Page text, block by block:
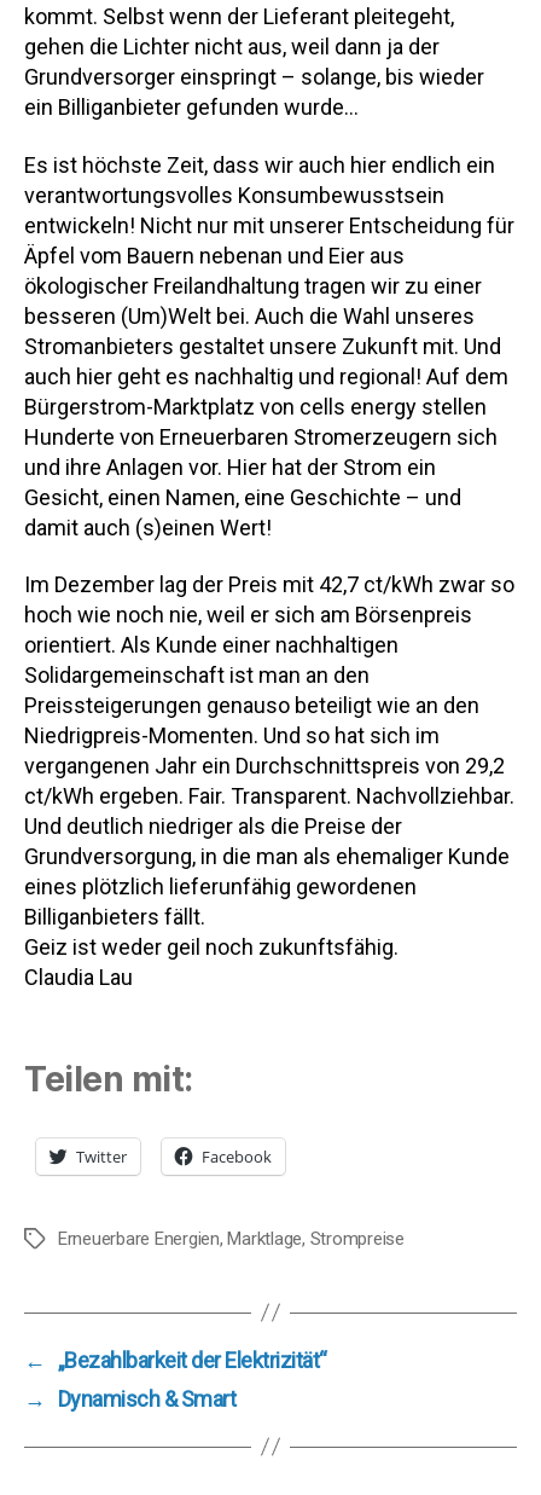
kommt. Selbst wenn der Lieferant pleitegeht,
gehen die Lichter nicht aus, weil dann ja der
Grundversorger einspringt – solange, bis wieder
ein Billiganbieter gefunden wurde…
Es ist höchste Zeit, dass wir auch hier endlich ein
verantwortungsvolles Konsumbewusstsein
entwickeln! Nicht nur mit unserer Entscheidung für
Äpfel vom Bauern nebenan und Eier aus
ökologischer Freilandhaltung tragen wir zu einer
besseren (Um)Welt bei. Auch die Wahl unseres
Stromanbieters gestaltet unsere Zukunft mit. Und
auch hier geht es nachhaltig und regional! Auf dem
Bürgerstrom-Marktplatz von cells energy stellen
Hunderte von Erneuerbaren Stromerzeugern sich
und ihre Anlagen vor. Hier hat der Strom ein
Gesicht, einen Namen, eine Geschichte – und
damit auch (s)einen Wert!
Im Dezember lag der Preis mit 42,7 ct/kWh zwar so
hoch wie noch nie, weil er sich am Börsenpreis
orientiert. Als Kunde einer nachhaltigen
Solidargemeinschaft ist man an den
Preissteigerungen genauso beteiligt wie an den
Niedrigpreis-Momenten. Und so hat sich im
vergangenen Jahr ein Durchschnittspreis von 29,2
ct/kWh ergeben. Fair. Transparent. Nachvollziehbar.
Und deutlich niedriger als die Preise der
Grundversorgung, in die man als ehemaliger Kunde
eines plötzlich lieferunfähig gewordenen
Billiganbieters fällt.
Geiz ist weder geil noch zukunftsfähig.
Claudia Lau
Teilen mit:
Twitter Facebook
Schlagwörter
Erneuerbare Energien,Marktlage, Strompreise
←
„Bezahlbarkeit der Elektrizität“
→
Dynamisch & Smart